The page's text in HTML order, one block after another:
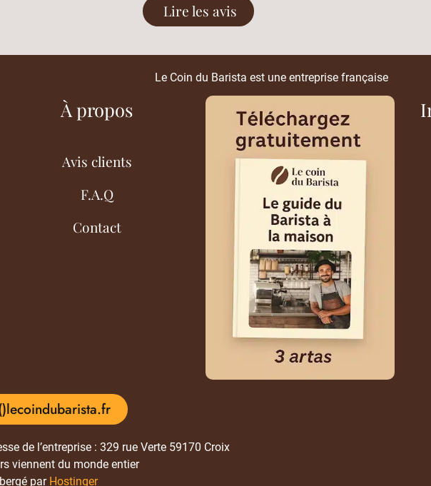
Lire les avis
Le Coin du Barista est une entreprise française
À propos
Avis clients
F.A.Q
Contact
de l’entreprise : 329 rue Verte 59170 Croix
viennent du monde entier
par Hostinger